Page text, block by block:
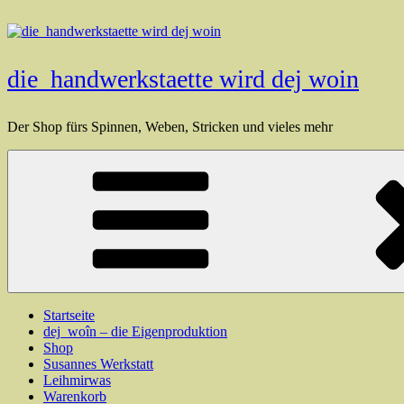
Inhalt
die_handwerkstaette wird dej woin
Der Shop fürs Spinnen, Weben, Stricken und vieles mehr
Startseite
dej_woîn – die Eigenproduktion
Shop
Susannes Werkstatt
Leihmirwas
Warenkorb